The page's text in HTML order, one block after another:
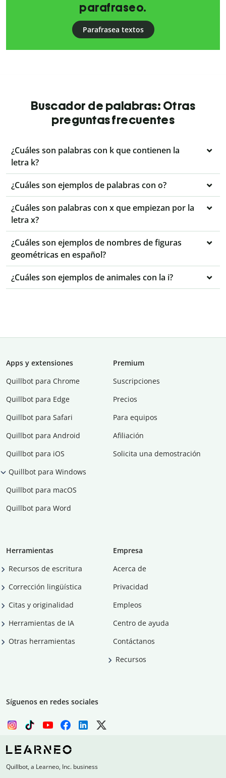
parafraseo.
Parafrasea textos
Buscador de palabras: Otras
preguntas frecuentes
¿Cuáles son palabras con k que contienen la
letra k?
¿Cuáles son ejemplos de palabras con o?
¿Cuáles son palabras con x que empiezan por la
letra x?
¿Cuáles son ejemplos de nombres de figuras
geométricas en español?
¿Cuáles son ejemplos de animales con la i?
Apps y extensiones
Quillbot para Chrome
Quillbot para Edge
Quillbot para Safari
Quillbot para Android
Quillbot para iOS
Quillbot para Windows
Quillbot para macOS
Quillbot para Word
Premium
Suscripciones
Precios
Para equipos
Afiliación
Solicita una demostración
Herramientas
Recursos de escritura
Corrección lingüística
Citas y originalidad
Herramientas de IA
Otras herramientas
Empresa
Acerca de
Privacidad
Empleos
Centro de ayuda
Contáctanos
Recursos
Síguenos en redes sociales
Quillbot, a Learneo, Inc. business